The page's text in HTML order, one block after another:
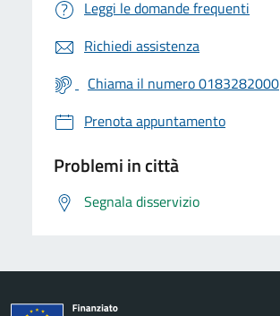
Leggi le domande frequenti
Richiedi assistenza
Chiama il numero 0183282000
Prenota appuntamento
Problemi in città
Segnala disservizio